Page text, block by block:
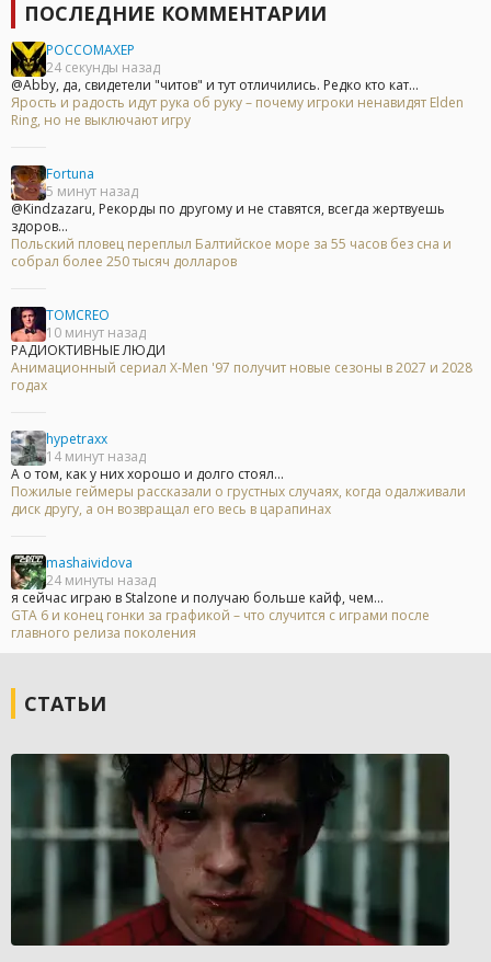
ПОСЛЕДНИЕ КОММЕНТАРИИ
POCCOMAXEP
24 секунды назад
@Abby, да, свидетели "читов" и тут отличились. Редко кто кат...
Ярость и радость идут рука об руку – почему игроки ненавидят Elden
Ring, но не выключают игру
Fortuna
5 минут назад
@Kindzazaru, Рекорды по другому и не ставятся, всегда жертвуешь
здоров...
Польский пловец переплыл Балтийское море за 55 часов без сна и
собрал более 250 тысяч долларов
TOMCREO
10 минут назад
РАДИОКТИВНЫЕ ЛЮДИ
Анимационный сериал X-Men '97 получит новые сезоны в 2027 и 2028
годах
hypetraxx
14 минут назад
А о том, как у них хорошо и долго стоял...
Пожилые геймеры рассказали о грустных случаях, когда одалживали
диск другу, а он возвращал его весь в царапинах
mashaividova
24 минуты назад
я сейчас играю в Stalzone и получаю больше кайф, чем...
GTA 6 и конец гонки за графикой – что случится с играми после
главного релиза поколения
СТАТЬИ